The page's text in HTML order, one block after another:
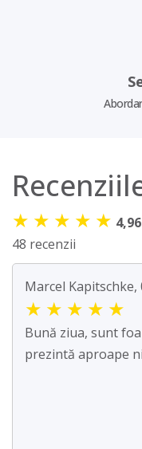
★ ★ ★ ★ ★ 4,96
48 recenzii
Marcel Kapitschke,
★ ★ ★ ★ ★
Bună ziua, sunt
prezintă aproape